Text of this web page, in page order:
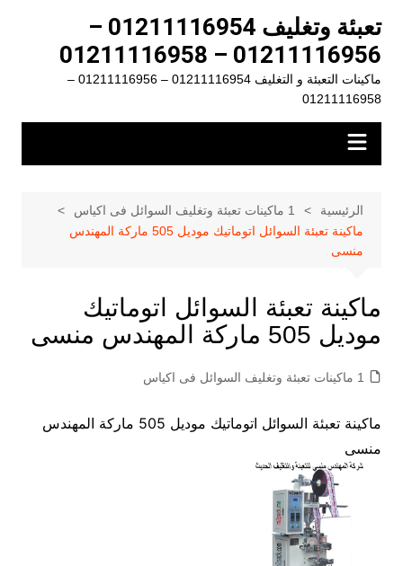
المحتوى
تعبئة وتغليف 01211116954 –
01211116956 – 01211116958
ماكينات التعبئة و التغليف 01211116954 – 01211116956 –
01211116958
الرئيسية
1 ماكينات تعبئة وتغليف السوائل فى اكياس
ماكينة تعبئة السوائل اتوماتيك موديل 505 ماركة المهندس
منسى
ماكينة تعبئة السوائل اتوماتيك
موديل 505 ماركة المهندس منسى
1 ماكينات تعبئة وتغليف السوائل فى اكياس
ماكينة تعبئة السوائل اتوماتيك موديل 505 ماركة المهندس
منسى